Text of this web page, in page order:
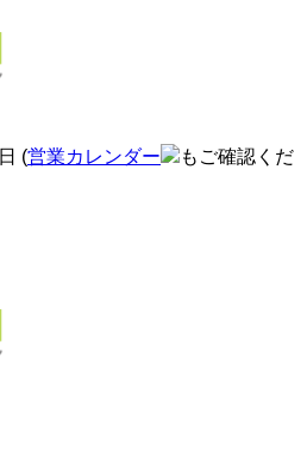
(営業カレンダー
もご確認くだ